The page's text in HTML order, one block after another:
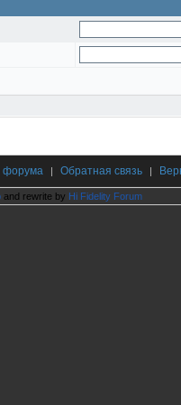
форума | Обратная связь |
and rewrite by Hi Fidelity Forum